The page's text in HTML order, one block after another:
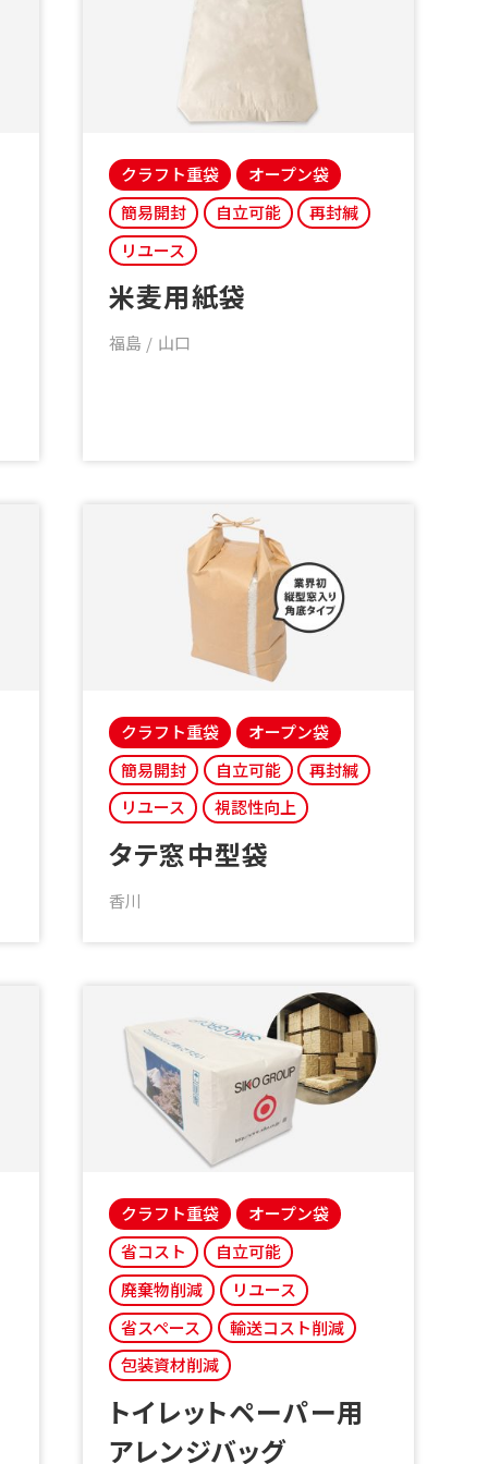
クラフト重袋
オープン袋
簡易開封
自立可能
再封緘
リユース
米麦用紙袋
福島 山口
クラフト重袋
オープン袋
簡易開封
自立可能
再封緘
リユース
視認性向上
タテ窓中型袋
香川
クラフト重袋
オープン袋
省コスト
自立可能
廃棄物削減
リユース
省スペース
輸送コスト削減
包装資材削減
トイレットペーパー用
アレンジバッグ